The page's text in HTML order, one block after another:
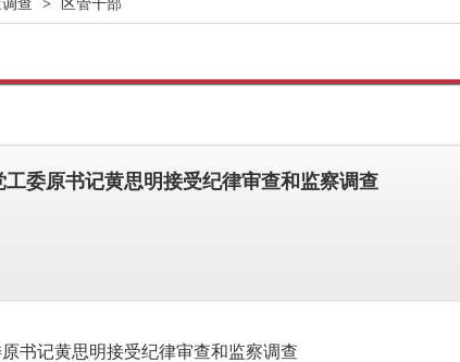
查 > 区管干部
委原书记黄思明接受纪律审查和监察调查
书记黄思明接受纪律审查和监察调查